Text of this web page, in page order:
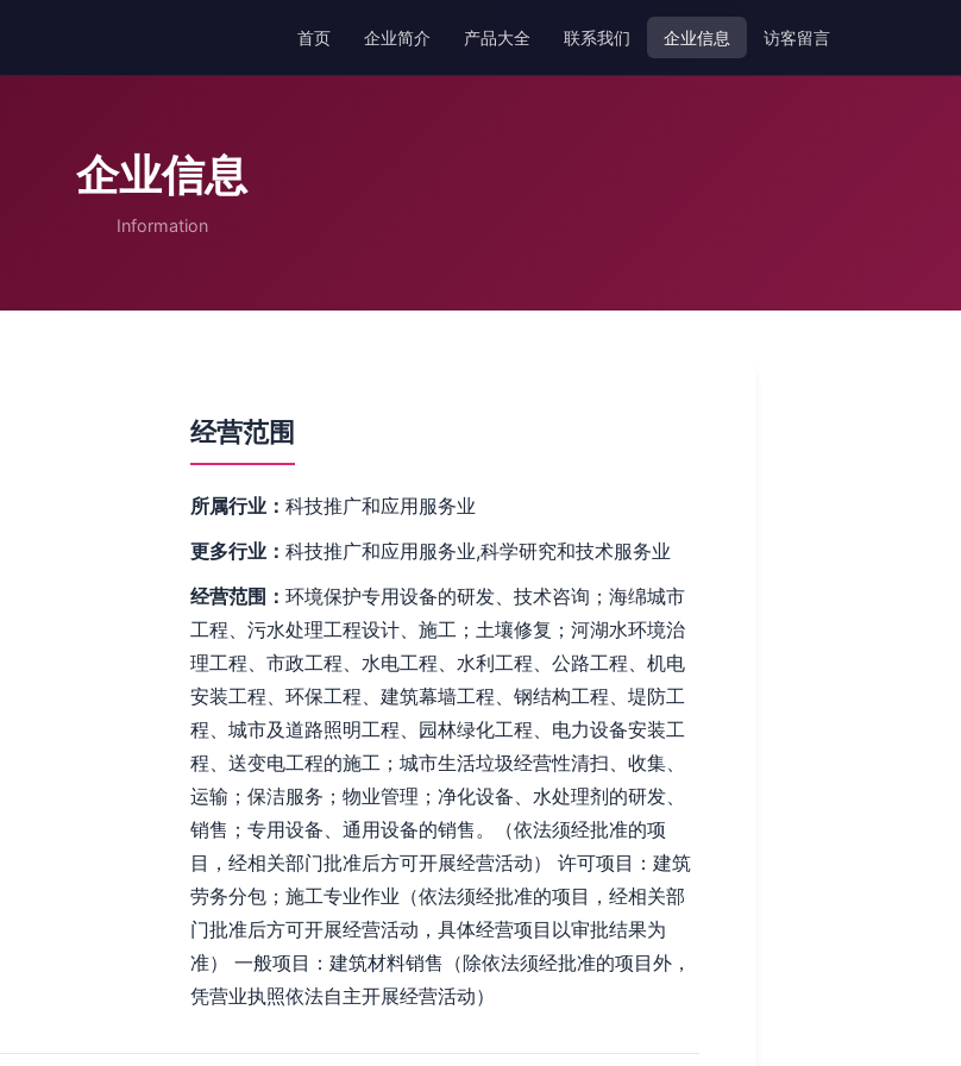
首页 企业简介 产品大全 联系我们 企业信息 访客留言
企业信息
Information
经营范围
所属行业： 科技推广和应用服务业
更多行业： 科技推广和应用服务业,科学研究和技术服务业
经营范围： 环境保护专用设备的研发、技术咨询；海绵城市
工程、污水处理工程设计、施工；土壤修复；河湖水环境治
理工程、市政工程、水电工程、水利工程、公路工程、机电
安装工程、环保工程、建筑幕墙工程、钢结构工程、堤防工
程、城市及道路照明工程、园林绿化工程、电力设备安装工
程、送变电工程的施工；城市生活垃圾经营性清扫、收集、
运输；保洁服务；物业管理；净化设备、水处理剂的研发、
销售；专用设备、通用设备的销售。（依法须经批准的项
目，经相关部门批准后方可开展经营活动） 许可项目：建筑
劳务分包；施工专业作业（依法须经批准的项目，经相关部
门批准后方可开展经营活动，具体经营项目以审批结果为
准） 一般项目：建筑材料销售（除依法须经批准的项目外，
凭营业执照依法自主开展经营活动）